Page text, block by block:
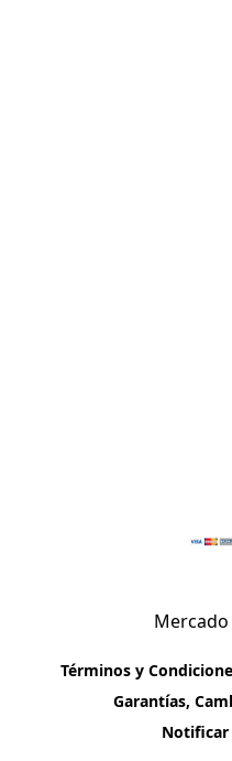
Términos y
Garantías,
Notificar